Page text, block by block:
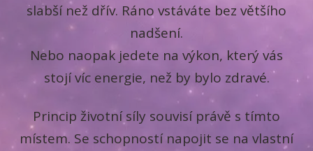
slabší než dřív. Ráno vstáváte bez většího
nadšení.
Nebo naopak jedete na výkon, který vás
stojí víc energie, než by bylo zdravé.
Princip životní síly souvisí právě s tímto
místem. Se schopností napojit se na vlastní